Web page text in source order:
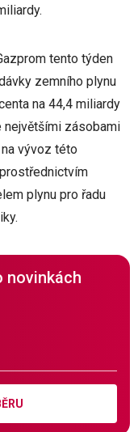
tento týden
zemního plynu
na 44,4 miliardy
největšími zásobami
vývoz této
plynu pro řadu
novinkách